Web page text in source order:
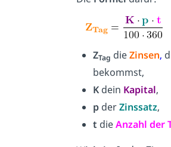
ZTag dieZinsen,
bekommst,
K dein Kapital,
p derZinssatz,
t dieAnzahl der